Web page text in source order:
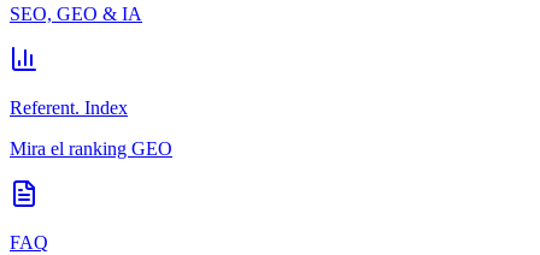
SEO, GEO & IA
Referent. Index
Mira el ranking GEO
FAQ